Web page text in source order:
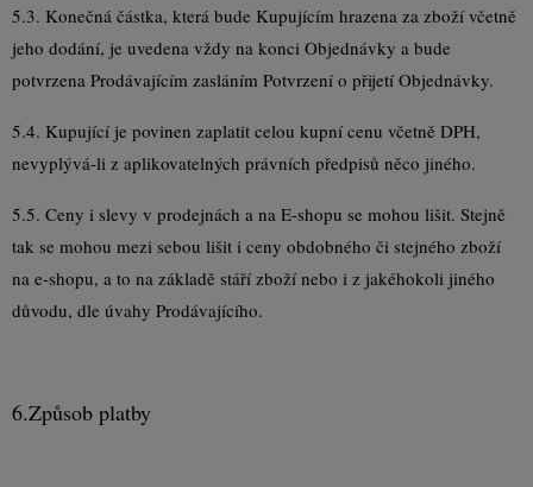
5.3. Konečná částka, která bude Kupujícím hrazena za zboží včetně
jeho dodání, je uvedena vždy na konci Objednávky a bude
potvrzena Prodávajícím zasláním Potvrzení o přijetí Objednávky.
5.4. Kupující je povinen zaplatit celou kupní cenu včetně DPH,
nevyplývá-li z aplikovatelných právních předpisů něco jiného.
5.5. Ceny i slevy v prodejnách a na E-shopu se mohou lišit. Stejně
tak se mohou mezi sebou lišit i ceny obdobného či stejného zboží
na e-shopu, a to na základě stáří zboží nebo i z jakéhokoli jiného
důvodu, dle úvahy Prodávajícího.
6.Způsob platby